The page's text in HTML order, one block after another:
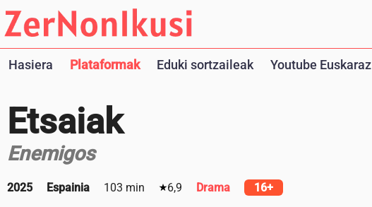
Hasiera Plataformak Eduki sortzaileak Youtube Euskaraz
Etsaiak
Enemigos
2025 Espainia 103 min 6,9 Drama 16+